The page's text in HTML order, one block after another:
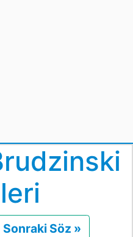
Sonraki Söz »